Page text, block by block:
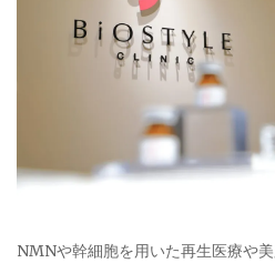
NMNや幹細胞を用いた再生医療や